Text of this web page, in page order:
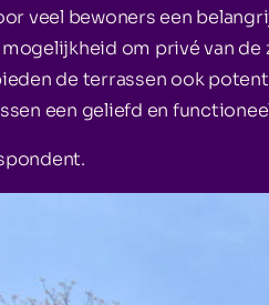
veel bewoners een
om privé van
de terrassen ook
een geliefd en